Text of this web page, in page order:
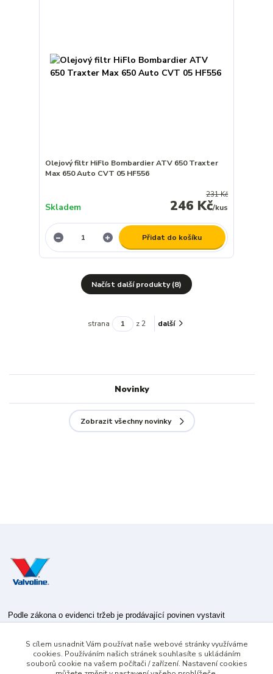
Olejový filtr HiFlo Bombardier ATV 650 Traxter
Max 650 Auto CVT 05 HF556
231 Kč
246 Kč/kus
Skladem
Přidat do košíku
Načíst další produkty (8)
strana z 2 další
Novinky
Zobrazit všechny novinky
Podle zákona o evidenci tržeb je prodávající povinen vystavit
Zároveň je povinen zaevidovat přijatou tržbu u správce daně online; v
případě technického výpadku pak nejpozději do 48 hodin.
S cílem usnadnit Vám používat naše webové stránky využíváme
cookies. Používáním našich stránek souhlasíte s ukládáním
souborů cookie na vašem počítači / zařízení. Nastavení cookies